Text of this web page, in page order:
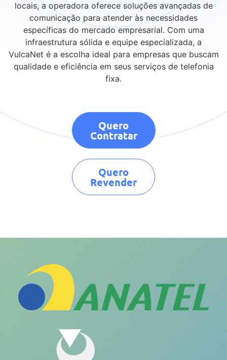
locais, a operadora oferece soluções avançadas de
comunicação para atender às necessidades
específicas do mercado empresarial. Com uma
infraestrutura sólida e equipe especializada, a
VulcaNet é a escolha ideal para empresas que buscam
qualidade e eficiência em seus serviços de telefonia
fixa.
Quero
Contratar
Quero
Revender